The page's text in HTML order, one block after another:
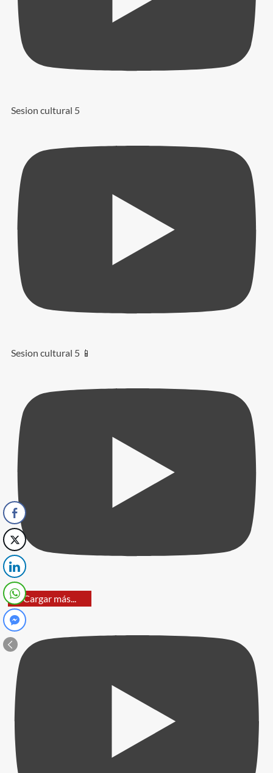
Sesion cultural 5
Sesion cultural 5 📱
Cargar más...